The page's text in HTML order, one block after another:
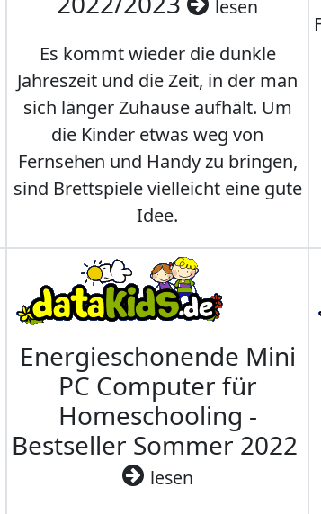
lesen
Es kommt wieder die dunkle
Jahreszeit und die Zeit, in der man
sich länger Zuhause aufhält. Um
die Kinder etwas weg von
Fernsehen und Handy zu bringen,
sind Brettspiele vielleicht eine gute
Idee.
Energieschonende Mini
PC Computer für
Homeschooling -
Bestseller Sommer 2022
lesen